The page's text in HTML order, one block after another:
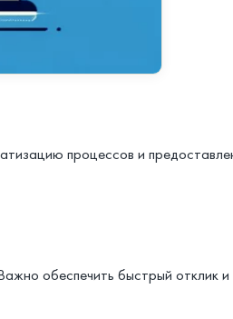
процессов и
обеспечить быстрый отклик и